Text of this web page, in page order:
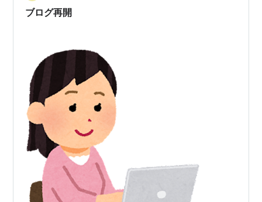
思い、続けていこうと思っているので、ちょっと頑張っ
ブログ再開